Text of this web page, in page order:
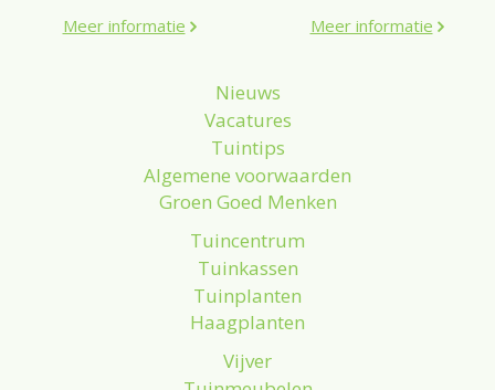
Meer informatie
Meer informatie
Nieuws
Vacatures
Tuintips
Algemene voorwaarden
Groen Goed Menken
Tuincentrum
Tuinkassen
Tuinplanten
Haagplanten
Vijver